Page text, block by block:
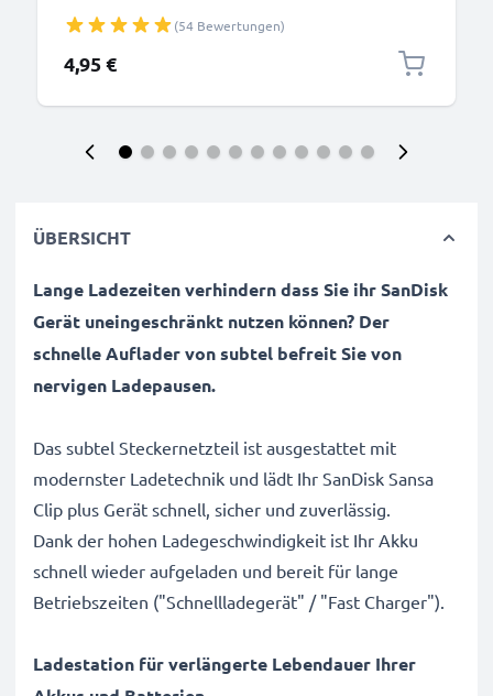
(54 Bewertungen)
4,95 €
ÜBERSICHT
Lange Ladezeiten verhindern dass Sie ihr SanDisk
Gerät uneingeschränkt nutzen können? Der
schnelle Auflader von subtel befreit Sie von
nervigen Ladepausen.
Das subtel Steckernetzteil ist ausgestattet mit
modernster Ladetechnik und lädt Ihr SanDisk Sansa
Clip plus Gerät schnell, sicher und zuverlässig.
Dank der hohen Ladegeschwindigkeit ist Ihr Akku
schnell wieder aufgeladen und bereit für lange
Betriebszeiten ("Schnellladegerät" / "Fast Charger").
Ladestation für verlängerte Lebendauer Ihrer